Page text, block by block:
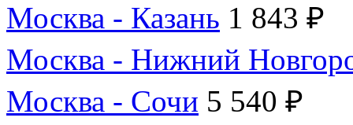
Москва - Казань 1 843 ₽
Москва - Нижний
Москва - Сочи 5 540 ₽